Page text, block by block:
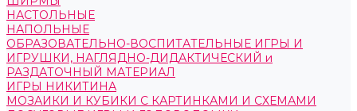
НАСТОЛЬНЫЕ
НАПОЛЬНЫЕ
ОБРАЗОВАТЕЛЬНО-ВОСПИТАТЕЛЬНЫЕ ИГРЫ И
ИГРУШКИ, НАГЛЯДНО-ДИДАКТИЧЕСКИЙ и
РАЗДАТОЧНЫЙ МАТЕРИАЛ
ИГРЫ НИКИТИНА
МОЗАИКИ И КУБИКИ С КАРТИНКАМИ И СХЕМАМИ